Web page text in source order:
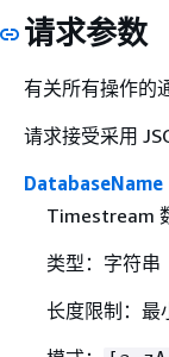
请求参数
有关所有操作的
请求接受采用
DatabaseName
Timestream
类型：字符串
长度限制：最